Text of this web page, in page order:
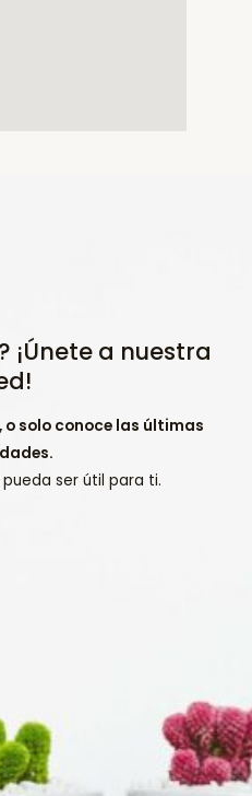
¡Únete a nuestra
solo conoce las últimas
ser útil para ti.